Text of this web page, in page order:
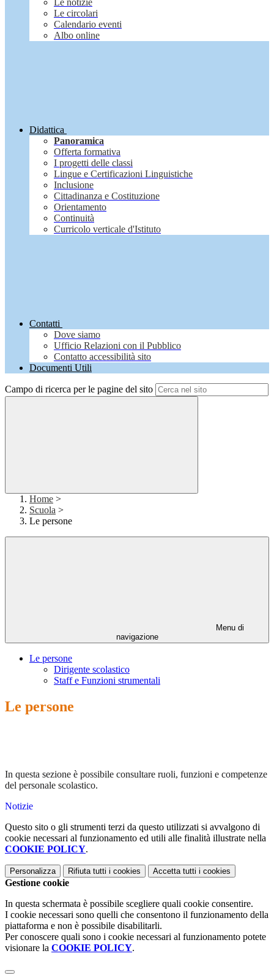
Le notizie
Le circolari
Calendario eventi
Albo online
Didattica
Panoramica
Offerta formativa
I progetti delle classi
Lingue e Certificazioni Linguistiche
Inclusione
Cittadinanza e Costituzione
Orientamento
Continuità
Curricolo verticale d'Istituto
Contatti
Dove siamo
Ufficio Relazioni con il Pubblico
Contatto accessibilità sito
Documenti Utili
Campo di ricerca per le pagine del sito
Home >
Scuola >
Le persone
Menu di
navigazione
Le persone
Dirigente scolastico
Staff e Funzioni strumentali
Le persone
In questa sezione è possibile consultare ruoli, funzioni e competenze
del personale scolastico.
Notizie
Questo sito o gli strumenti terzi da questo utilizzati si avvalgono di
cookie necessari al funzionamento ed utili alle finalità illustrate nella
COOKIE POLICY.
Personalizza Rifiuta tutti i cookies Accetta tutti i cookies
Gestione cookie
In questa schermata è possibile scegliere quali cookie consentire.
I cookie necessari sono quelli che consentono il funzionamento della
piattaforma e non è possibile disabilitarli.
Per conoscere quali sono i cookie necessari al funzionamento potete
visionare la COOKIE POLICY.